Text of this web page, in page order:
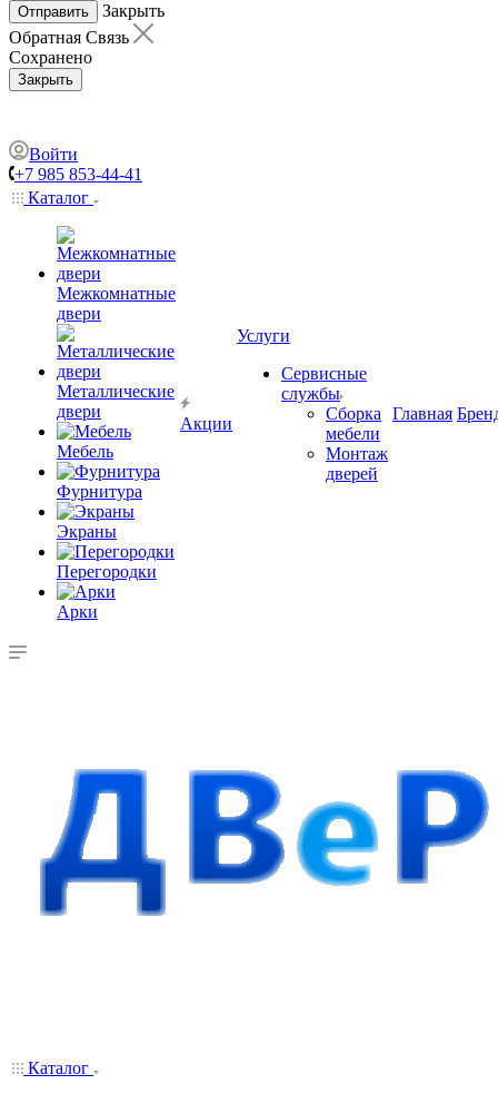
Отправить
Закрыть
Обратная Связь
Сохранено
Закрыть
Войти
+7 985 853-44-41
Каталог
Межкомнатные
двери
Металлические
двери
Мебель
Фурнитура
Экраны
Перегородки
Арки
Акции
Услуги
Сервисные
службы
Сборка
мебели
Монтаж
дверей
Главная
Каталог